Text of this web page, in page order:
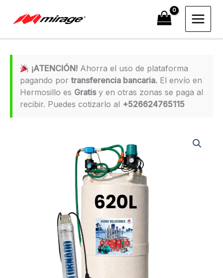
¡ATENCIÓN! Ahorra el uso de plataforma
pagando portransferencia bancaria. El envío en
Hermosillo es Gratisy en otras zonas se paga al
recibir. Puedes cotizarlo al +526624765115